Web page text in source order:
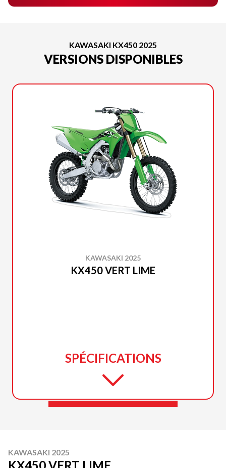
KAWASAKI KX450 2025
VERSIONS DISPONIBLES
KAWASAKI 2025
KX450 VERT LIME
SPÉCIFICATIONS
KAWASAKI 2025
KX450 VERT LIME